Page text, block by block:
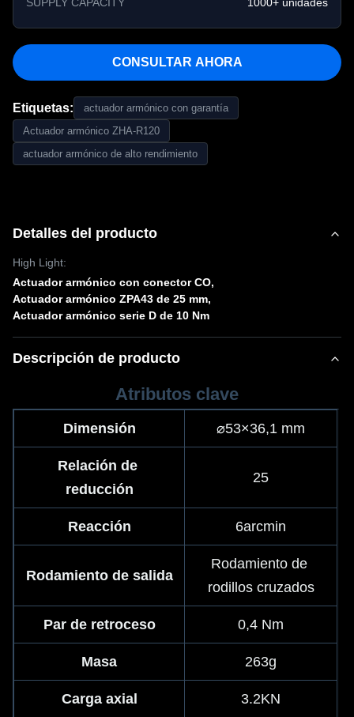
CONSULTAR AHORA
Etiquetas:
actuador armónico con garantía
Actuador armónico ZHA-R120
actuador armónico de alto rendimiento
Detalles del producto
High Light:
Actuador armónico con conector CO,
Actuador armónico ZPA43 de 25 mm,
Actuador armónico serie D de 10 Nm
Descripción de producto
Atributos clave
Dimensión ⌀53×36,1 mm
Relación de
reducción
25
Reacción 6arcmin
Rodamiento de salida
Rodamiento de
rodillos cruzados
Par de retroceso 0,4 Nm
Masa 263g
Carga axial 3.2KN